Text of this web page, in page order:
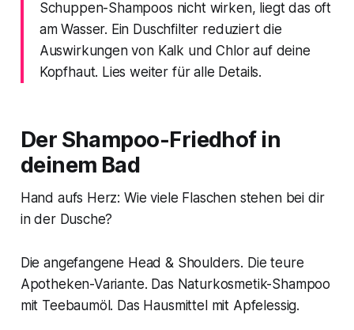
Schuppen-Shampoos nicht wirken, liegt das oft
am Wasser. Ein Duschfilter reduziert die
Auswirkungen von Kalk und Chlor auf deine
Kopfhaut. Lies weiter für alle Details.
Der Shampoo-Friedhof in
deinem Bad
Hand aufs Herz: Wie viele Flaschen stehen bei dir
in der Dusche?
Die angefangene Head & Shoulders. Die teure
Apotheken-Variante. Das Naturkosmetik-Shampoo
mit Teebaumöl. Das Hausmittel mit Apfelessig.